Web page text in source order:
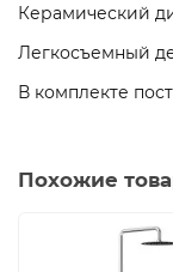
Керамический
Легкосъемный
В комплекте
Похожие